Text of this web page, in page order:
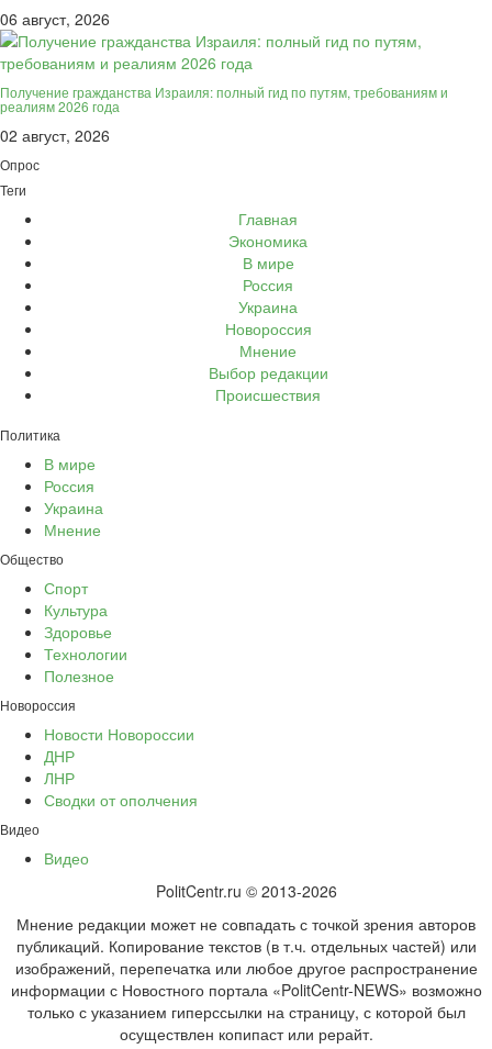
06 август, 2026
Получение гражданства Израиля: полный гид по путям, требованиям и
реалиям 2026 года
02 август, 2026
Опрос
Теги
Главная
Экономика
В мире
Россия
Украина
Новороссия
Мнение
Выбор редакции
Происшествия
Политика
В мире
Россия
Украина
Мнение
Общество
Спорт
Культура
Здоровье
Технологии
Полезное
Новороссия
Новости Новороссии
ДНР
ЛНР
Сводки от ополчения
Видео
Видео
PolitCentr.ru © 2013-2026
Мнение редакции может не совпадать с точкой зрения авторов
публикаций. Копирование текстов (в т.ч. отдельных частей) или
изображений, перепечатка или любое другое распространение
информации с Новостного портала «PolitCentr-NEWS» возможно
только с указанием гиперссылки на страницу, с которой был
осуществлен копипаст или рерайт.